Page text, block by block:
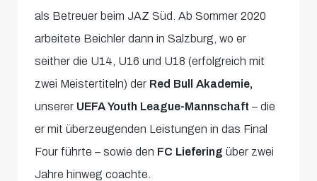
als Betreuer beim JAZ Süd. Ab Sommer 2020
arbeitete Beichler dann in Salzburg, wo er
seither die U14, U16 und U18 (erfolgreich mit
zwei Meistertiteln) der Red Bull Akademie,
unserer UEFA Youth League-Mannschaft – die
er mit überzeugenden Leistungen in das Final
Four führte – sowie den FC Lieferingüber zwei
Jahre hinweg coachte.